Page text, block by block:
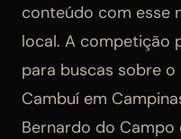
conteúdo com esse
local. A competição
para buscas sobre
Cambuí em
Bernardo do Campo